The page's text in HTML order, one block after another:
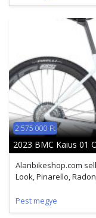
2 575 000 Ft
2023 BMC Kaius 01
Alanbikeshop.com
Look, Pinarello,
Pest megye